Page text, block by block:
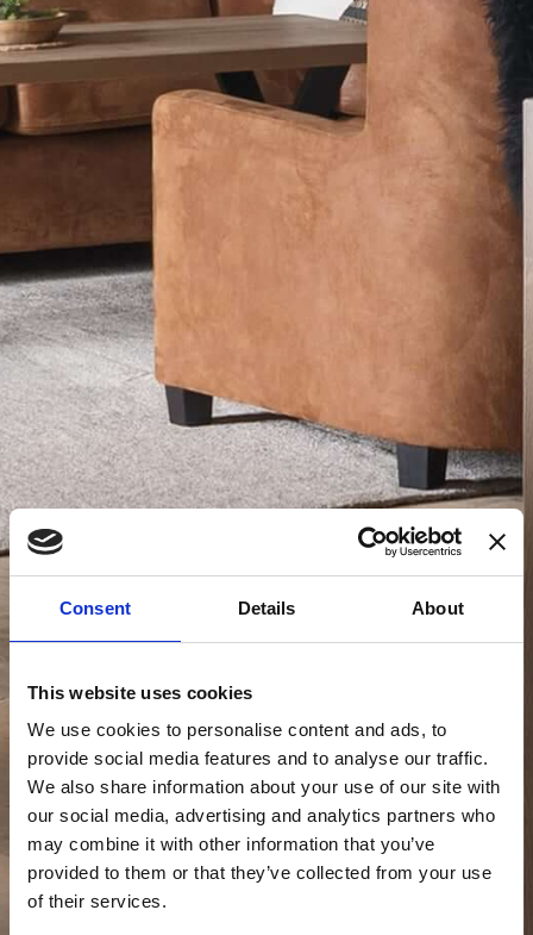
Consent Details About
This website uses cookies
We use cookies to personalise content and ads, to
provide social media features and to analyse our traffic.
We also share information about your use of our site with
our social media, advertising and analytics partners who
may combine it with other information that you’ve
provided to them or that they’ve collected from your use
of their services.